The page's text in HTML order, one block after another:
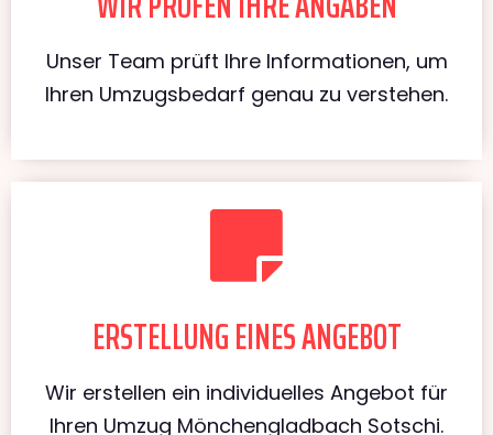
Unser Team prüft Ihre Informationen, um
Ihren Umzugsbedarf genau zu verstehen.
ERSTELLUNG EINES ANGEBOT
Wir erstellen ein individuelles Angebot für
Ihren Umzug Mönchengladbach Sotschi.